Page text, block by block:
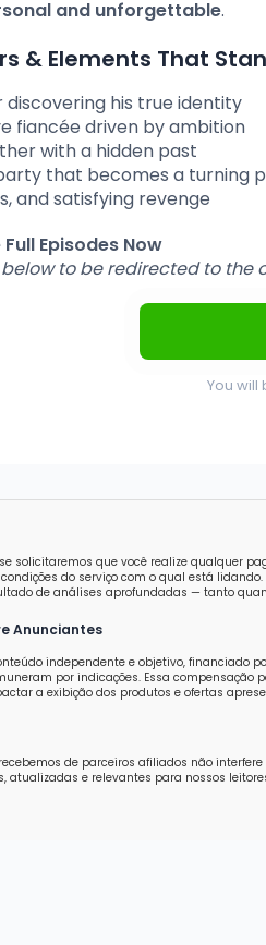
and unforgettable.
& Elements That
discovering his true identity
fiancée driven by ambition
with a hidden past
that becomes a turning
and satisfying revenge
Episodes Now
to be redirected to
You
solicitaremos que você realize qualquer
do serviço com o qual está
de análises aprofundadas — tanto
Anunciantes
independente e objetivo, financiado
por indicações. Essa
a exibição dos produtos e ofertas
de parceiros afiliados não
atualizadas e relevantes para nossos